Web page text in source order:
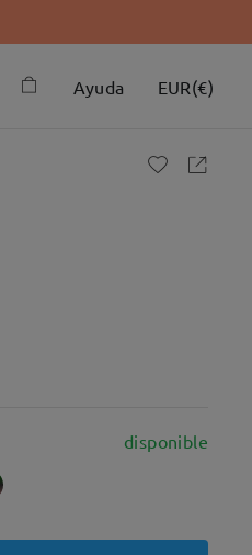
Ayuda EUR(€)
disponible